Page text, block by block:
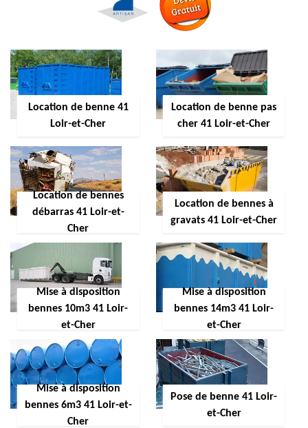
Location de benne 41
Loir-et-Cher
Location de benne pas
cher 41 Loir-et-Cher
Location de bennes
débarras 41 Loir-et-
Cher
Location de bennes à
gravats 41 Loir-et-Cher
Mise à disposition
bennes 10m3 41 Loir-
et-Cher
Mise à disposition
bennes 14m3 41 Loir-
et-Cher
Mise à disposition
bennes 6m3 41 Loir-et-
Cher
Pose de benne 41 Loir-
et-Cher